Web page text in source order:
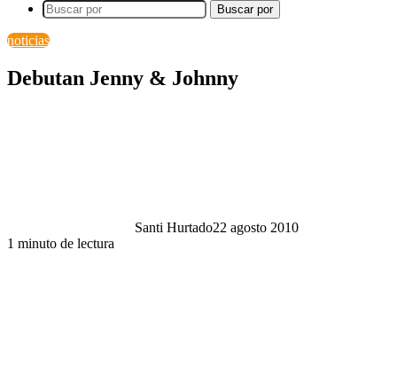
Buscar por
noticias
Debutan Jenny & Johnny
Santi Hurtado22 agosto 2010
1 minuto de lectura